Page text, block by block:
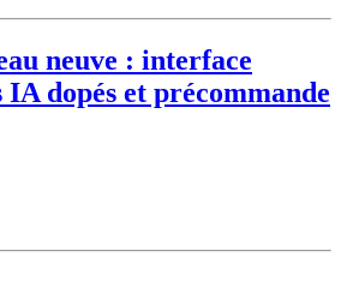
neuve : interface
IA dopés et précommande